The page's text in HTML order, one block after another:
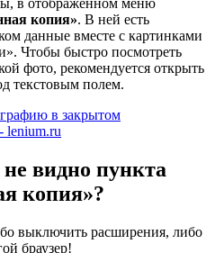
в отображенном меню
копия». В ней есть
данные вместе с картинками
Чтобы быстро посмотреть
фото, рекомендуется открыть
текстовым полем.
видно пункта
копия»?
выключить расширения, либо
браузер!